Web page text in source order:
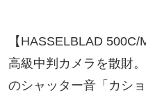
【HASSELBLAD
高級中判カメラを散財
のシャッター音「カシ